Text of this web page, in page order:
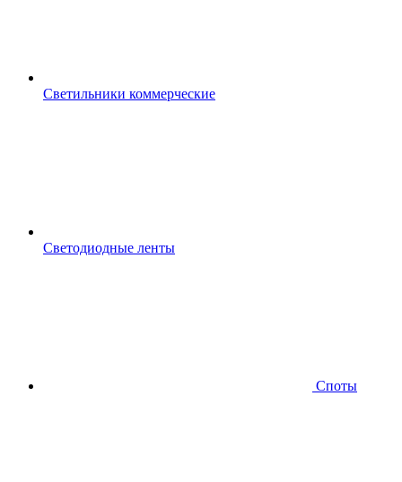
Светильники коммерческие
Светодиодные ленты
Споты